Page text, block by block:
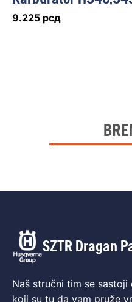
9.225 рсд
SZTR Dragan
Naš stručni tim se
koji su tu da vam pruže